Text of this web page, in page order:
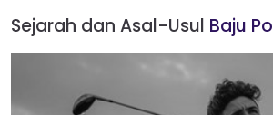
Sejarah dan Asal-Usul Baju